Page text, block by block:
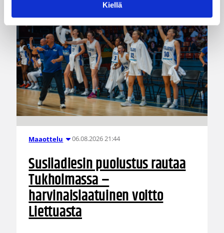
Kiellä
Maaottelu 06.08.2026 21:44
Susiladiesin puolustus rautaa
Tukholmassa –
harvinaislaatuinen voitto
Liettuasta